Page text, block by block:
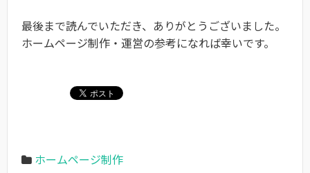
最後まで読んでいただき、ありがとうございました。
ホームページ制作・運営の参考になれば幸いです。
ホームページ制作